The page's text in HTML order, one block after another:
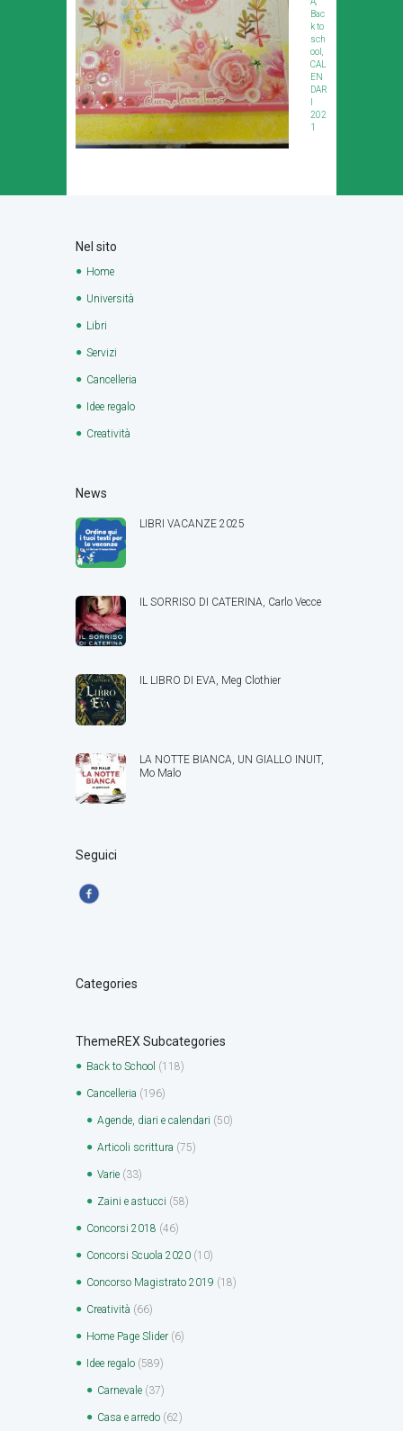
Bac
k to
sch
ool ,
CAL
EN
DAR
202
1
Nel sito
Home
Università
Libri
Servizi
Cancelleria
Idee regalo
Creatività
News
LIBRI VACANZE 2025
IL SORRISO DI CATERINA, Carlo Vecce
IL LIBRO DI EVA, Meg Clothier
LA NOTTE BIANCA, UN GIALLO INUIT,
Mo Malo
Seguici
Categories
ThemeREX Subcategories
Back to School (118)
Cancelleria (196)
Agende, diari e calendari (50)
Articoli scrittura (75)
Varie (33)
Zaini e astucci (58)
Concorsi 2018 (46)
Concorsi Scuola 2020 (10)
Concorso Magistrato 2019 (18)
Creatività (66)
Home Page Slider (6)
Idee regalo (589)
Carnevale (37)
Casa e arredo (62)